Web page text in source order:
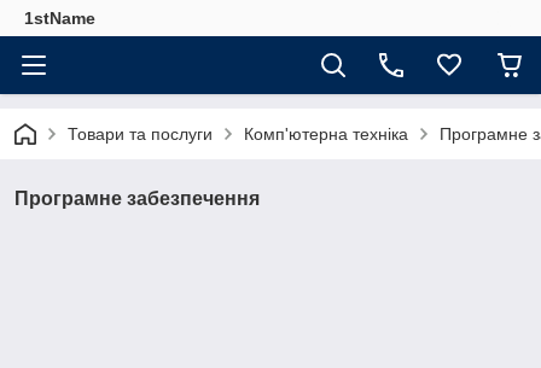
1stName
Товари та послуги Комп'ютерна техніка Програмне
Програмне забезпечення